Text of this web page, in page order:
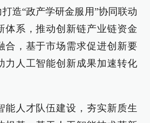
造“政产学研金服用”协同联动
体系，推动创新链产业链资金
合，基于市场需求促进创新要
力人工智能创新成果加速转化
能人才队伍建设，夯实新质生